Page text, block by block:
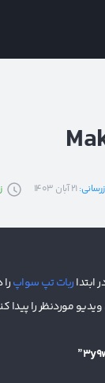
21 آبان 1403
ربات تپ سواپ
ویدیو موردنظر را